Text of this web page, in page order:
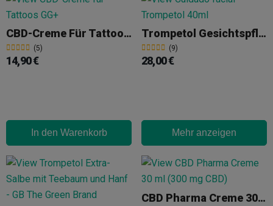
CBD-Creme Für Tattoos GG+
(5)
14,90 €
In den Warenkorb
Trompetol Gesichtspflege 40ml
(9)
28,00 €
Mehr anzeigen
CBD Pharma Creme 30 Ml (300 Mg CBD)